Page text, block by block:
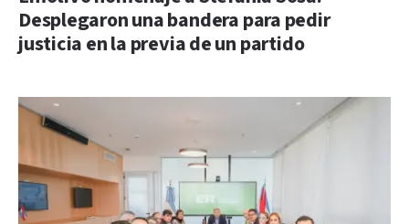
Desplegaron una bandera para pedir
justicia en la previa de un partido